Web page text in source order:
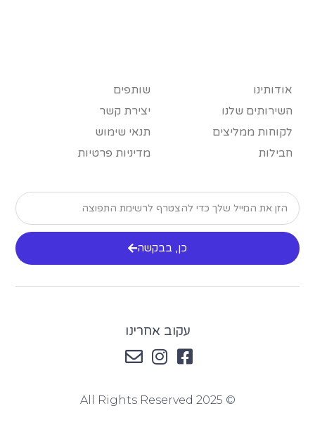
אודותינו
השירותים שלנו
לקוחות ממליצים
חבילות
שותפים
יצירת קשר
תנאי שימוש
מדיניות פרטיות
כן, בבקשה
עקוב אחרינו
© 2025 All Rights Reserved